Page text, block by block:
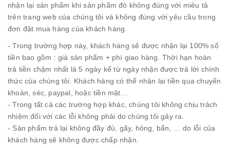
nhận lại sản phẩm khi sản phẩm đó không đúng với miêu tả
trên trang web của chúng tôi và không đúng với yêu cầu trong
đơn đặt mua hàng của khách hàng.
- Trong trường hợp này, khách hàng sẽ được nhận lại 100% số
tiền bao gồm : giá sản phẩm + phí giao hàng. Thời hạn hoàn
trả tiền chậm nhất là 5 ngày kể từ ngày nhận được trả lời chính
thức của chúng tôi. Khách hàng có thể nhận lại tiền qua chuyển
khoản, séc, paypal, hoặc tiền mặt…
- Trong tất cả các trường hợp khác, chúng tôi không chịu trách
nhiệm đối với các lỗi không phải do chúng tôi gây ra.
- Sản phẩm trả lại không đầy đủ, gãy, hỏng, bẩn, … do lỗi của
khách hàng sẽ không được chấp nhận.